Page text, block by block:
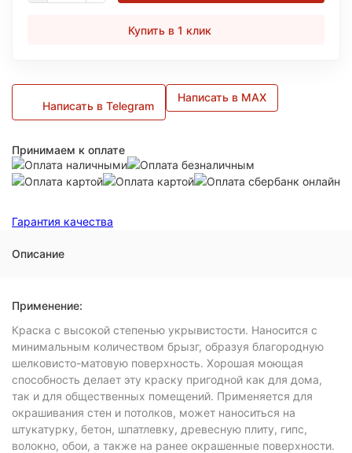
Купить в 1 клик
Написать в Telegram
Написать в MAX
Принимаем к оплате
Гарантия качества
Описание
Применение:
Краска с высокой степенью укрывистости. Наносится с
минимальным количеством брызг, образуя благородную
шелковисто-матовую поверхность. Хорошая моющая
способность делает эту краску пригодной как для дома,
так и для общественных помещений. Применяется для
окрашивания стен и потолков, может наноситься на
штукатурку, бетон, шпатлевку, древесную плиту, гипс,
волокно, обои, а также на ранее окрашенные поверхности.